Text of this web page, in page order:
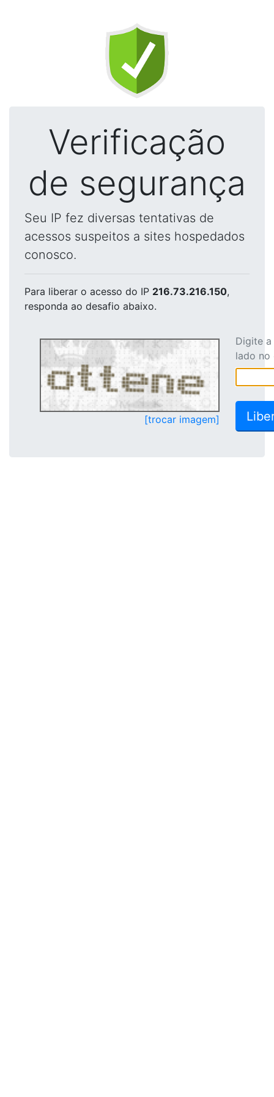
Verificação
de segurança
Seu IP fez diversas tentativas de
acessos suspeitos a sites hospedados
conosco.
Para liberar o acesso do IP 216.73.216.150,
responda ao desafio abaixo.
[trocar imagem]
Digite
lado no